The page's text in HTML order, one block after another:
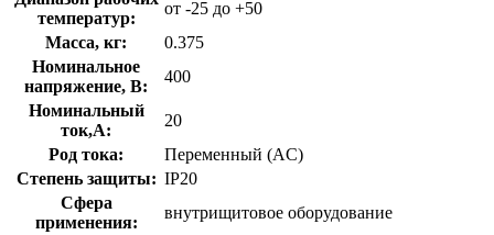
температур:
от -25 до +50
Масса, кг:
0.375
Номинальное
напряжение, В:
400
Номинальный
ток,А:
20
Род тока:
Переменный (AC)
Степень защиты: IP20
Сфера
применения:
внутрищитовое оборудование